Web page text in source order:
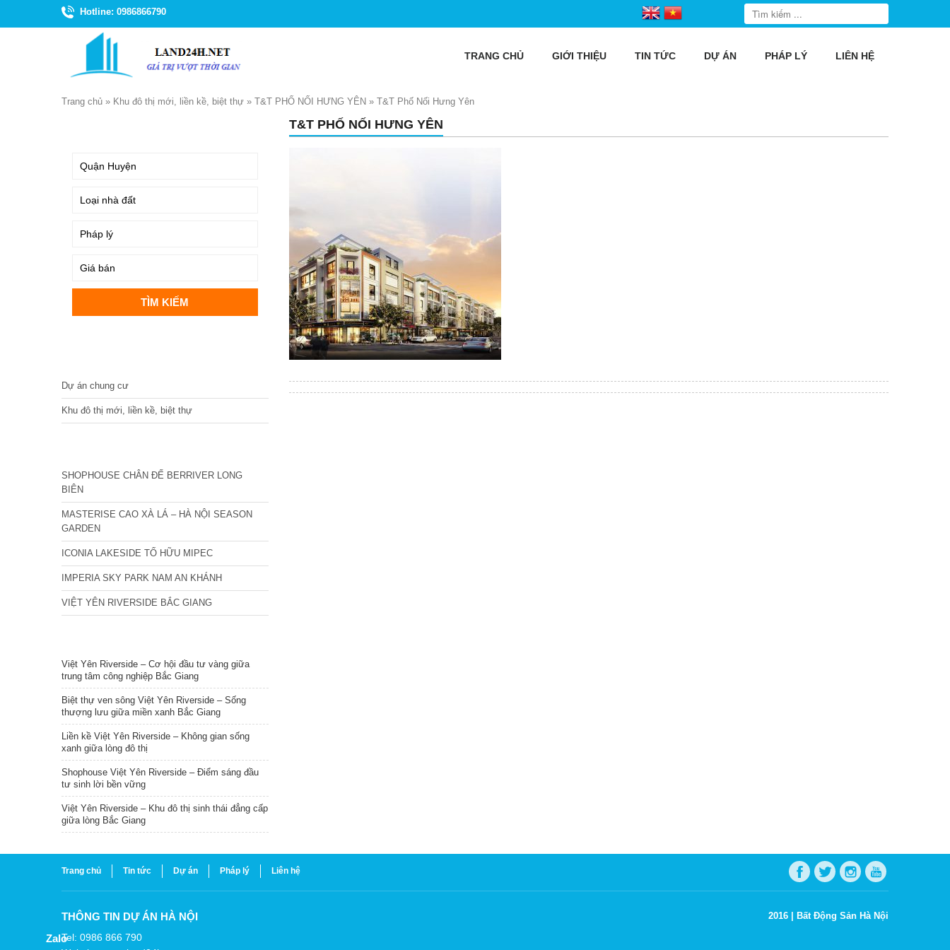
Hotline: 0986866790
TRANG CHỦ GIỚI THIỆU TIN TỨC DỰ ÁN PHÁP LÝ LIÊN HỆ
Trang chủ » Khu đô thị mới, liền kề, biệt thự » T&T PHỐ NỐI HƯNG YÊN » T&T Phố Nối Hưng Yên
T&T PHỐ NỐI HƯNG YÊN
Dự án chung cư
Khu đô thị mới, liền kề, biệt thự
SHOPHOUSE CHÂN ĐẾ BERRIVER LONG
BIÊN
MASTERISE CAO XÀ LÁ – HÀ NỘI SEASON
GARDEN
ICONIA LAKESIDE TỐ HỮU MIPEC
IMPERIA SKY PARK NAM AN KHÁNH
VIỆT YÊN RIVERSIDE BẮC GIANG
Việt Yên Riverside – Cơ hội đầu tư vàng giữa
trung tâm công nghiệp Bắc Giang
Biệt thự ven sông Việt Yên Riverside – Sống
thượng lưu giữa miền xanh Bắc Giang
Liền kề Việt Yên Riverside – Không gian sống
xanh giữa lòng đô thị
Shophouse Việt Yên Riverside – Điểm sáng đầu
tư sinh lời bền vững
Việt Yên Riverside – Khu đô thị sinh thái đẳng cấp
giữa lòng Bắc Giang
Trang chủ Tin tức Dự án Pháp lý Liên hệ
THÔNG TIN DỰ ÁN HÀ NỘI
Tel: 0986 866 790
2016 | Bất Động Sản Hà Nội
Zalo